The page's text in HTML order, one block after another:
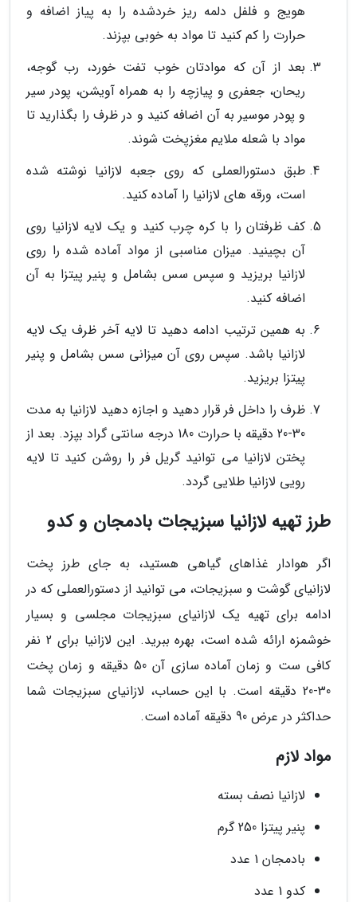
هویج و فلفل دلمه ریز خردشده را به پیاز اضافه و
حرارت را کم کنید تا مواد به خوبی بپزند.
بعد از آن که موادتان خوب تفت خورد، رب گوجه،
ریحان، جعفری و پیازچه را به همراه آویشن، پودر سیر
و پودر موسیر به آن اضافه کنید و در ظرف را بگذارید تا
مواد با شعله ملایم مغزپخت شوند.
طبق دستورالعملی که روی جعبه لازانیا نوشته شده
است، ورقه های لازانیا را آماده کنید.
کف ظرفتان را با کره چرب کنید و یک لایه لازانیا روی
آن بچینید. میزان مناسبی از مواد آماده شده را روی
لازانیا بریزید و سپس سس بشامل و پنیر پیتزا به آن
اضافه کنید.
به همین ترتیب ادامه دهید تا لایه آخر ظرف یک لایه
لازانیا باشد. سپس روی آن میزانی سس بشامل و پنیر
پیتزا بریزید.
ظرف را داخل فر قرار دهید و اجازه دهید لازانیا به مدت
30-20 دقیقه با حرارت 180 درجه سانتی گراد بپزد. بعد از
پختن لازانیا می توانید گریل فر را روشن کنید تا لایه
رویی لازانیا طلایی گردد.
طرز تهیه لازانیا سبزیجات بادمجان و کدو
اگر هوادار غذاهای گیاهی هستید، به جای طرز پخت
لازانیای گوشت و سبزیجات، می توانید از دستورالعملی که در
ادامه برای تهیه یک لازانیای سبزیجات مجلسی و بسیار
خوشمزه ارائه شده است، بهره ببرید. این لازانیا برای 2 نفر
کافی ست و زمان آماده سازی آن 50 دقیقه و زمان پخت
30-20 دقیقه است. با این حساب، لازانیای سبزیجات شما
حداکثر در عرض 90 دقیقه آماده است.
مواد لازم
لازانیا نصف بسته
پنیر پیتزا 250 گرم
بادمجان 1 عدد
کدو 1 عدد